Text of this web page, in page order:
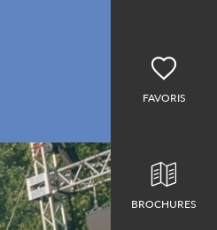
FAVORIS
BROCHURES